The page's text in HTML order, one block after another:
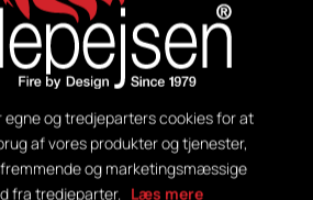
og tredjeparters cookies for at
af vores produkter og tjenester,
og marketingsmæssige
fra tredjeparter. Læs mere